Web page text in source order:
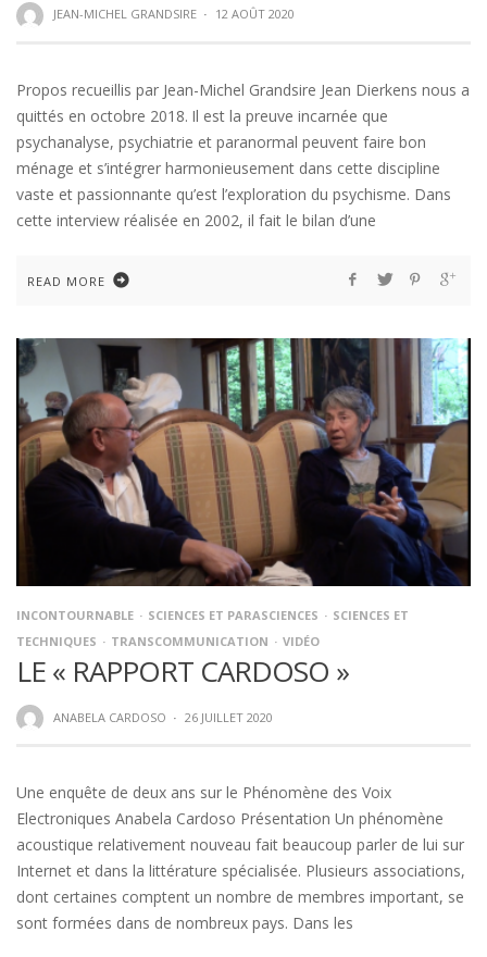
JEAN-MICHEL GRANDSIRE · 12 AOÛT 2020
Propos recueillis par Jean-Michel Grandsire Jean Dierkens nous a
quittés en octobre 2018. Il est la preuve incarnée que
psychanalyse, psychiatrie et paranormal peuvent faire bon
ménage et s’intégrer harmonieusement dans cette discipline
vaste et passionnante qu’est l’exploration du psychisme. Dans
cette interview réalisée en 2002, il fait le bilan d’une
READ MORE
INCONTOURNABLE SCIENCES ET PARASCIENCES
SCIENCES ET
TECHNIQUES
TRANSCOMMUNICATION VIDÉO
LE « RAPPORT CARDOSO »
ANABELA CARDOSO · 26 JUILLET 2020
Une enquête de deux ans sur le Phénomène des Voix
Electroniques Anabela Cardoso Présentation Un phénomène
acoustique relativement nouveau fait beaucoup parler de lui sur
Internet et dans la littérature spécialisée. Plusieurs associations,
dont certaines comptent un nombre de membres important, se
sont formées dans de nombreux pays. Dans les